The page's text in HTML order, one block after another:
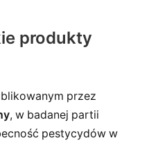
produkty
przez
, w badanej partii
pestycydów w